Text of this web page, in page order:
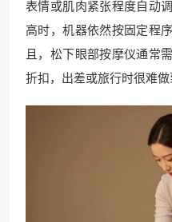
表情或肌肉紧张程度自动
高时，机器依然按固定程
且，松下眼部按摩仪通常
折扣，出差或旅行时很难做